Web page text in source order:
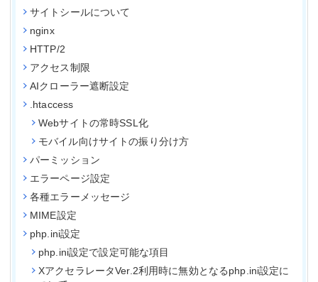
サイトシールについて
nginx
HTTP/2
アクセス制限
AIクローラー遮断設定
.htaccess
Webサイトの常時SSL化
モバイル向けサイトの振り分け方
パーミッション
エラーページ設定
各種エラーメッセージ
MIME設定
php.ini設定
php.ini設定で設定可能な項目
XアクセラレータVer.2利用時に無効となるphp.ini設定に